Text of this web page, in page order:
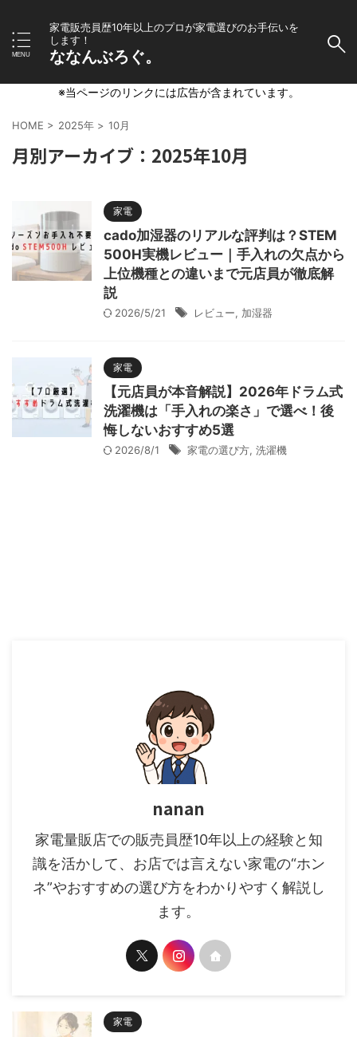
家電販売員歴10年以上のプロが家電選びのお手伝いを
します！
ななんぶろぐ。
※当ページのリンクには広告が含まれています。
HOME > 2025年 > 10月
月別アーカイブ：2025年10月
家電
cado加湿器のリアルな評判は？STEM
500H実機レビュー｜手入れの欠点から
上位機種との違いまで元店員が徹底解
説
2026/5/21 レビュー, 加湿器
家電
【元店員が本音解説】2026年ドラム式
洗濯機は「手入れの楽さ」で選べ！後
悔しないおすすめ5選
2026/8/1 家電の選び方, 洗濯機
nanan
家電量販店での販売員歴10年以上の経験と知
識を活かして、お店では言えない家電の“ホン
ネ”やおすすめの選び方をわかりやすく解説し
ます。
家電